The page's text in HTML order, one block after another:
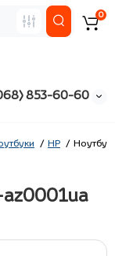
853-60-60
0
HP Ноутбук
az0001ua